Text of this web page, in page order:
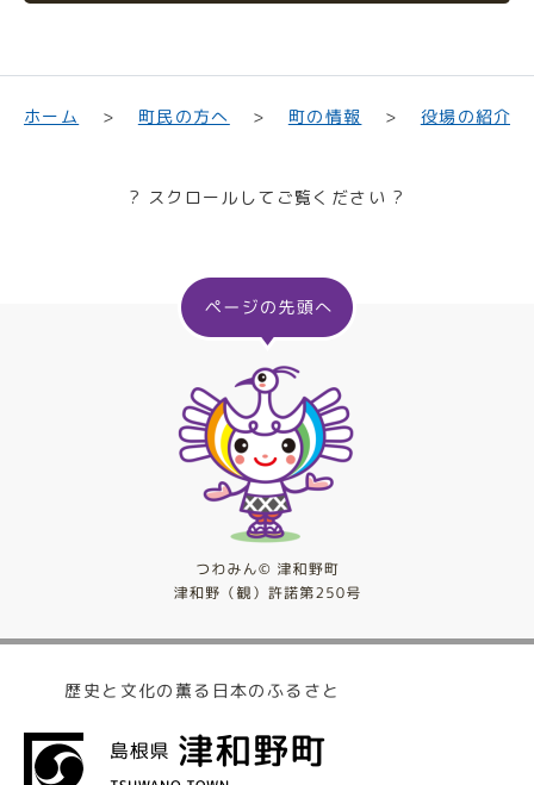
ホーム 町民の方へ 町の情報 役場の紹介
? スクロールしてご覧ください ?
歴史と文化の薫る日本のふるさと